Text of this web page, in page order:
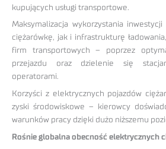
kupujących usługi transportowe.
Maksymalizacja wykorzystania
ciężarówkę, jak i infrastrukturę
firm transportowych – poprzez
przejazdu oraz dzielenie się
operatorami.
Korzyści z elektrycznych pojazdów
zyski środowiskowe – kierowcy
warunków pracy dzięki dużo niższemu
Rośnie globalna obecność elektrycznych